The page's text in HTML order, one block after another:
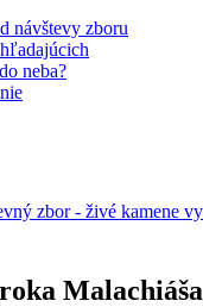
návštevy zboru
neba?
Malachiáša